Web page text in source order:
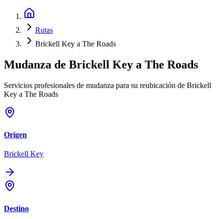
Rutas
Brickell Key a The Roads
Mudanza de Brickell Key a The Roads
Servicios profesionales de mudanza para su reubicación de Brickell
Key a The Roads
Origen
Brickell Key
Destino